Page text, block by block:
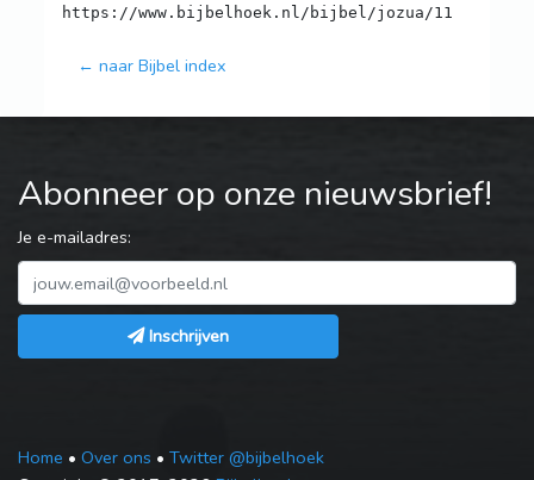
← naar Bijbel index
Abonneer op onze nieuwsbrief!
Je e-mailadres:
Inschrijven
Home • Over ons • Twitter @bijbelhoek